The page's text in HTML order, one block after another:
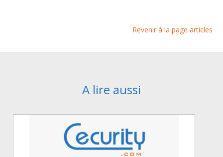
Revenir à la page articles
A lire aussi